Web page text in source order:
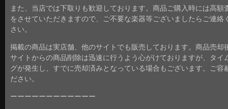
また、当店では下取りも歓迎しております。商品ご購入時には高額
をさせていただきますので、ご不要な楽器等ございましたらご連絡
さい。
掲載の商品は実店舗、他のサイトでも販売しております。商品売却
サイトからの商品削除は迅速に行うよう心がけておりますが、タイ
グが発生し、すでに売却済みとなっている場合もございます。ご容
ださい。
ーーーーーーーーーーーー